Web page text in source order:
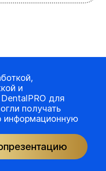
и
для
получать